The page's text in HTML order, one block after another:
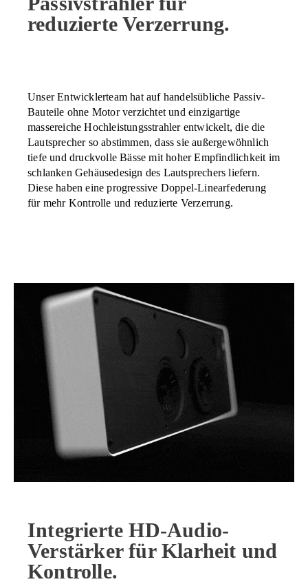
reduzierte Verzerrung.
Unser Entwicklerteam hat auf handelsübliche Passiv-
Bauteile ohne Motor verzichtet und einzigartige
massereiche Hochleistungsstrahler entwickelt, die die
Lautsprecher so abstimmen, dass sie außergewöhnlich
tiefe und druckvolle Bässe mit hoher Empfindlichkeit im
schlanken Gehäusedesign des Lautsprechers liefern.
Diese haben eine progressive Doppel-Linearfederung
für mehr Kontrolle und reduzierte Verzerrung.
Integrierte HD-Audio-
Verstärker für Klarheit und
Kontrolle.